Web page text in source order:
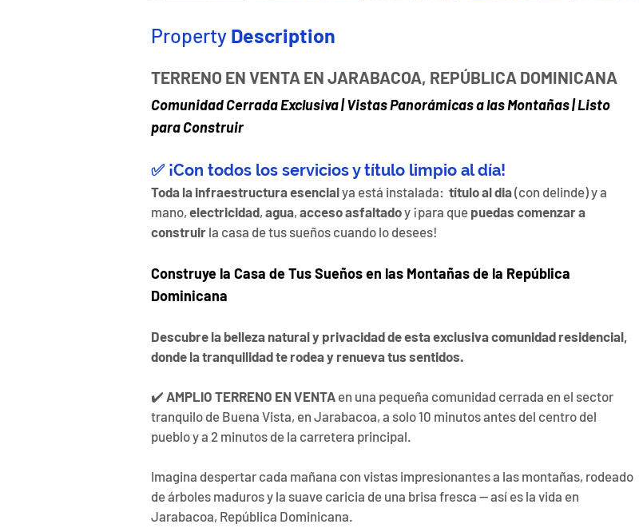
Property Description
TERRENO EN VENTA EN JARABACOA, REPÚBLICA DOMINICANA
Comunidad Cerrada Exclusiva | Vistas Panorámicas a las Montañas | Listo
para Construir
✅ ¡Con todos los servicios y título limpio al día!
Toda la infraestructura esencial ya está instalada: título al dia (con delinde) y a
mano, electricidad, agua, acceso asfaltado y ¡para que puedas comenzar a
construir la casa de tus sueños cuando lo desees!
Construye la Casa de Tus Sueños en las Montañas de la República
Dominicana
Descubre la belleza natural y privacidad de esta exclusiva comunidad residencial,
donde la tranquilidad te rodea y renueva tus sentidos.
✔️ AMPLIO TERRENO EN VENTA en una pequeña comunidad cerrada en el sector
tranquilo de Buena Vista, en Jarabacoa, a solo 10 minutos antes del centro del
pueblo y a 2 minutos de la carretera principal.
Imagina despertar cada mañana con vistas impresionantes a las montañas, rodeado
de árboles maduros y la suave caricia de una brisa fresca — así es la vida en
Jarabacoa, República Dominicana.